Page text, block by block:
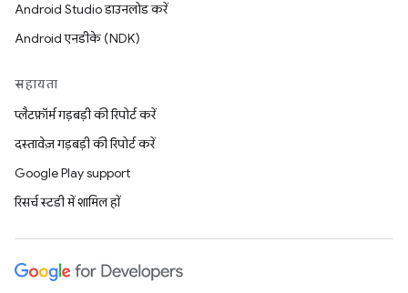
Android Studio डाउनलोड करें
Android एनडीके (NDK)
सहायता
प्लैटफ़ॉर्म गड़बड़ी की रिपोर्ट करें
दस्तावेज़ गड़बड़ी की रिपोर्ट करें
Google Play support
रिसर्च स्टडी में शामिल हों